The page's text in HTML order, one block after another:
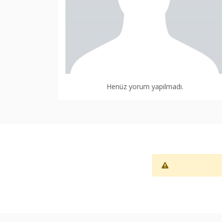
Henüz yorum yapılmadı.